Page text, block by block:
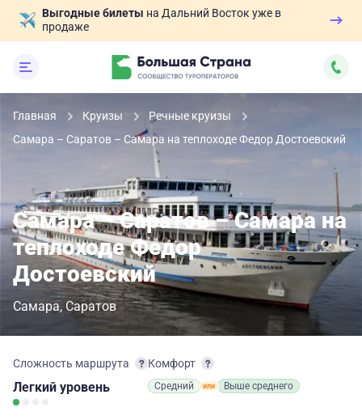
Выгодные билеты на Дальний Восток уже в
продаже
Главная Круизы
Речные круизы
Самара – Саратов – Самара на теплоходе Федор Достоевский
Самара – Саратов – Самара на
теплоходе Федор
Достоевский
Самара Саратов
Сложность маршрута
Легкий уровень
Комфорт
Средний Выше среднего